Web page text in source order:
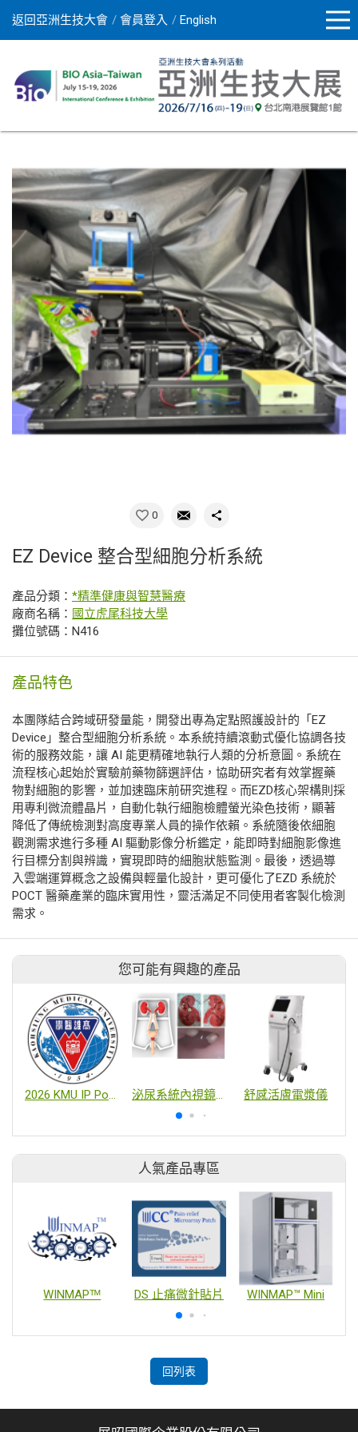
返回亞洲生技大會 會員登入 English
0
EZ Device 整合型細胞分析系統
產品分類： *精準健康與智慧醫療
廠商名稱： 國立虎尾科技大學
攤位號碼：N416
產品特色
本團隊結合跨域研發量能，開發出專為定點照護設計的「EZ
Device」整合型細胞分析系統。本系統持續滾動式優化協調各技
術的服務效能，讓 AI 能更精確地執行人類的分析意圖。系統在
流程核心起始於實驗前藥物篩選評估，協助研究者有效掌握藥
物對細胞的影響，並加速臨床前研究進程。而EZD核心架構則採
用專利微流體晶片，自動化執行細胞檢體螢光染色技術，顯著
降低了傳統檢測對高度專業人員的操作依賴。系統隨後依細胞
觀測需求進行多種 AI 驅動影像分析鑑定，能即時對細胞影像進
行目標分割與辨識，實現即時的細胞狀態監測。最後，透過導
入雲端運算概念之設備與輕量化設計，更可優化了EZD 系統於
POCT 醫藥產業的臨床實用性，靈活滿足不同使用者客製化檢測
需求。
您可能有興趣的產品
2026 KMU IP Portfolio: https://shorturl.at/oFxtr 泌尿系統內視鏡微創手術培訓平台 舒感活膚電漿儀
人氣產品專區
WINMAPᵀᴹ DS 止痛微針貼片 WINMAP™ Mini
回列表